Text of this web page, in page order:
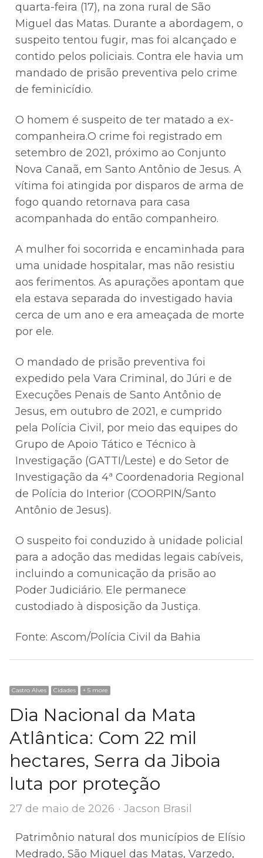
quarta-feira (17), na zona rural de São
Miguel das Matas. Durante a abordagem, o
suspeito tentou fugir, mas foi alcançado e
contido pelos policiais. Contra ele havia um
mandado de prisão preventiva pelo crime
de feminicídio.
O homem é suspeito de ter matado a ex-
companheira.O crime foi registrado em
setembro de 2021, próximo ao Conjunto
Nova Canaã, em Santo Antônio de Jesus. A
vítima foi atingida por disparos de arma de
fogo quando retornava para casa
acompanhada do então companheiro.
A mulher foi socorrida e encaminhada para
uma unidade hospitalar, mas não resistiu
aos ferimentos. As apurações apontam que
ela estava separada do investigado havia
cerca de um ano e era ameaçada de morte
por ele.
O mandado de prisão preventiva foi
expedido pela Vara Criminal, do Júri e de
Execuções Penais de Santo Antônio de
Jesus, em outubro de 2021, e cumprido
pela Polícia Civil, por meio das equipes do
Grupo de Apoio Tático e Técnico à
Investigação (GATTI/Leste) e do Setor de
Investigação da 4ª Coordenadoria Regional
de Polícia do Interior (COORPIN/Santo
Antônio de Jesus).
O suspeito foi conduzido à unidade policial
para a adoção das medidas legais cabíveis,
incluindo a comunicação da prisão ao
Poder Judiciário. Ele permanece
custodiado à disposição da Justiça.
Fonte: Ascom/Polícia Civil da Bahia
Castro Alves Cidades + 5 more
Dia Nacional da Mata
Atlântica: Com 22 mil
hectares, Serra da Jiboia
luta por proteção
27 de maio de 2026 Author
Jacson Brasil
Patrimônio natural dos municípios de Elísio
Medrado, São Miguel das Matas, Varzedo,